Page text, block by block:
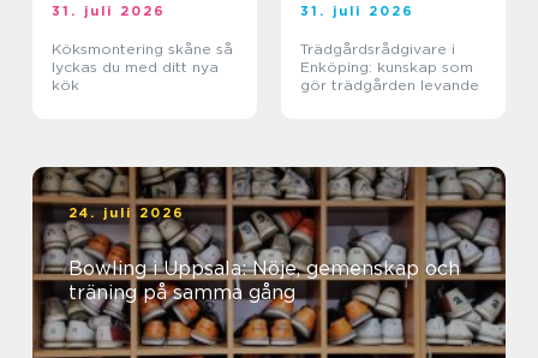
31. juli 2026
Köksmontering skåne så
lyckas du med ditt nya
kök
31. juli 2026
Trädgårdsrådgivare i
Enköping: kunskap som
gör trädgården levande
24. juli 2026
Bowling i Uppsala: Nöje, gemenskap och
träning på samma gång